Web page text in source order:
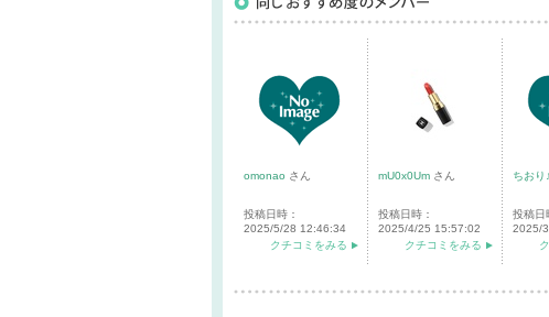
omonao さん
投稿日時：
2025/5/28 12:46:34
クチコミをみる
mU0x0Um さん
投稿日時：
2025/4/25 15:57:02
クチコミをみる
ちおり♪
投稿日
2025/